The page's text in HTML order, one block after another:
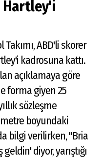
Hartley'i
ABD'li skorer
kadrosuna kattı.
açıklamaya göre
forma giyen 25
sözleşme
metre boyundaki
bilgi verilirken, "Bria
diyor, yarıştığı